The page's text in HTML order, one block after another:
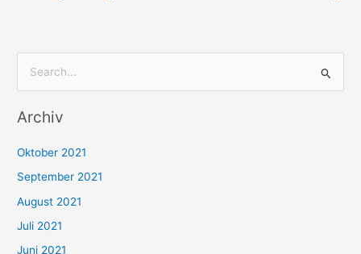
c
n
n
a
c
Archiv
Oktober 2021
September 2021
August 2021
Juli 2021
Juni 2021